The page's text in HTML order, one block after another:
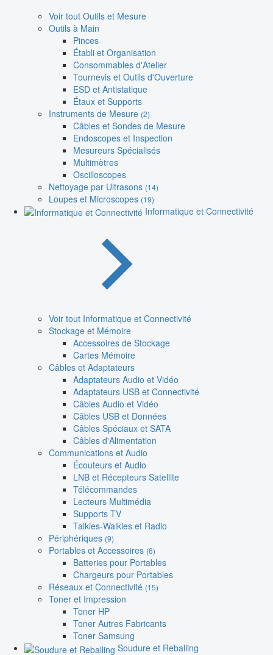
Voir tout Outils et Mesure
Outils à Main
Pinces
Établi et Organisation
Consommables d'Atelier
Tournevis et Outils d'Ouverture
ESD et Antistatique
Étaux et Supports
Instruments de Mesure (2)
Câbles et Sondes de Mesure
Endoscopes et Inspection
Mesureurs Spécialisés
Multimètres
Oscilloscopes
Nettoyage par Ultrasons (14)
Loupes et Microscopes (19)
Informatique et Connectivité
Voir tout Informatique et Connectivité
Stockage et Mémoire
Accessoires de Stockage
Cartes Mémoire
Câbles et Adaptateurs
Adaptateurs Audio et Vidéo
Adaptateurs USB et Connectivité
Câbles Audio et Vidéo
Câbles USB et Données
Câbles Spéciaux et SATA
Câbles d'Alimentation
Communications et Audio
Écouteurs et Audio
LNB et Récepteurs Satellite
Télécommandes
Lecteurs Multimédia
Supports TV
Talkies-Walkies et Radio
Périphériques (9)
Portables et Accessoires (6)
Batteries pour Portables
Chargeurs pour Portables
Réseaux et Connectivité (15)
Toner et Impression
Toner HP
Toner Autres Fabricants
Toner Samsung
Soudure et Reballing